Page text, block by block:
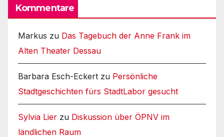
Kommentare
Markus zu Das Tagebuch der Anne Frank im
Alten Theater Dessau
Barbara Esch-Eckert zu Persönliche
Stadtgeschichten fürs StadtLabor gesucht
Sylvia Lier zu Diskussion über ÖPNV im
ländlichen Raum